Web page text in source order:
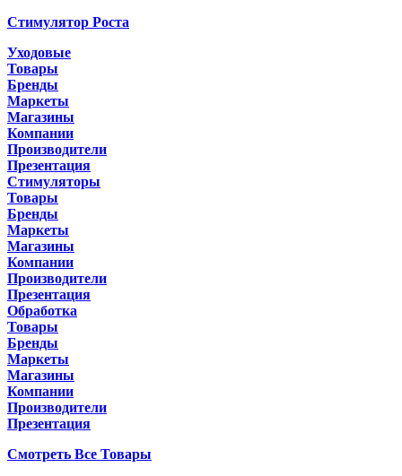
Стимулятор Роста
Уходовые
Товары
Бренды
Маркеты
Магазины
Компании
Производители
Презентация
Стимуляторы
Товары
Бренды
Маркеты
Магазины
Компании
Производители
Презентация
Обработка
Товары
Бренды
Маркеты
Магазины
Компании
Производители
Презентация
Смотреть Все Товары